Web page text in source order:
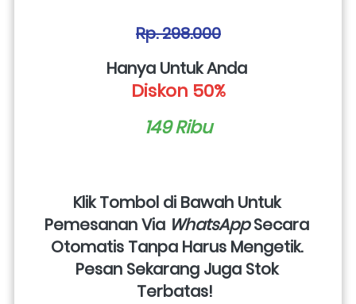
Rp. 298.000
Hanya Untuk Anda
Diskon 50%
149 Ribu
Klik Tombol di Bawah Untuk
Pemesanan Via WhatsApp Secara
Otomatis Tanpa Harus Mengetik.
Pesan Sekarang Juga Stok
Terbatas!